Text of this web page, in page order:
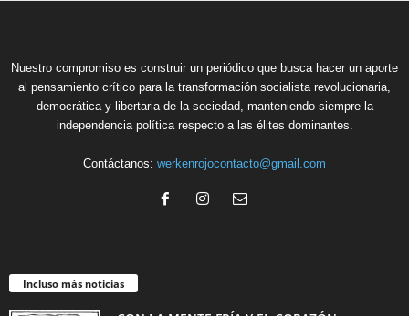
Nuestro compromiso es construir un periódico que busca hacer un aporte
al pensamiento crítico para la transformación socialista revolucionaria,
democrática y libertaria de la sociedad, manteniendo siempre la
independencia política respecto a las élites dominantes.
Contáctanos: werkenrojocontacto@gmail.com
Incluso más noticias